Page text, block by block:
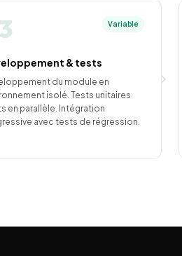
Variable
& tests
du module en
isolé. Tests unitaires
en parallèle. Intégration
avec tests de régression.